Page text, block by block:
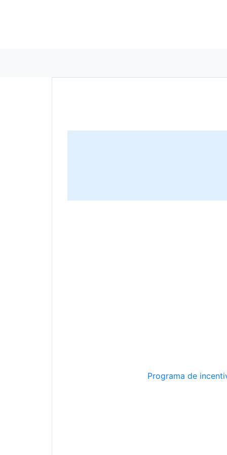
Programa de